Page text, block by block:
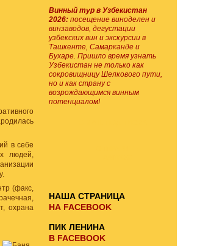
в себе
людей,
(факс,
охрана
Винный тур в Узбекистан
2026: посещение виноделен и
винзаводов, дегустации
узбекских вин и экскурсии в
Ташкенте, Самарканде и
Бухаре. Пришло время узнать
Узбекистан не только как
сокровищницу Шелкового пути,
но и как страну с
возрождающимся винным
потенциалом!
НАША СТРАНИЦА
НА FACEBOOK
ПИК ЛЕНИНА
В FACEBOOK